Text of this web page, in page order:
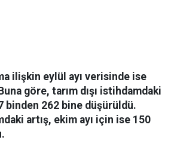
ilişkin eylül ayı verisinde ise
göre, tarım dışı istihdamdaki
binden 262 bine düşürüldü.
artış, ekim ayı için ise 150